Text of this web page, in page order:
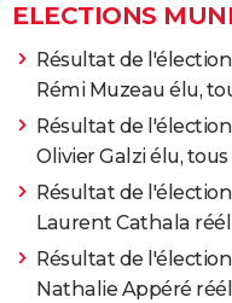
ELECTIONS
Résultat de
Rémi Muzeau élu,
Résultat de
Olivier Galzi élu,
Résultat de
Laurent Cathala
Résultat de
Nathalie Appéré